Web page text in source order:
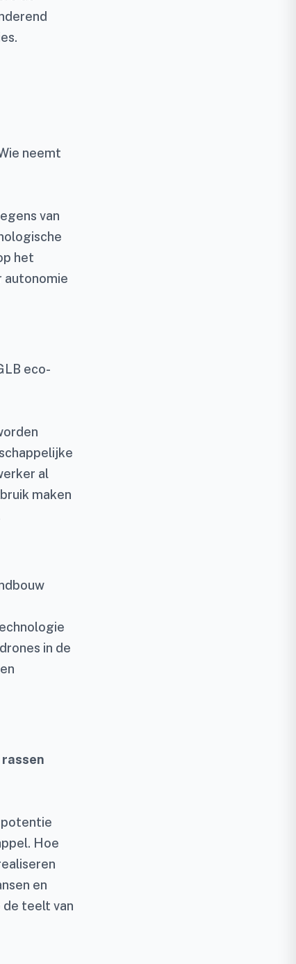
neemt
van
het
autonomie
eco-
al
maken
in de
potentie
Hoe
en
de teelt van